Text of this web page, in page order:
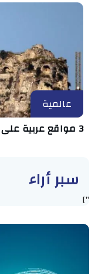
عالمية
3 مواقع عربية على قائمة التراث العالمي المهدد بالخطر
سبر أراء
"]